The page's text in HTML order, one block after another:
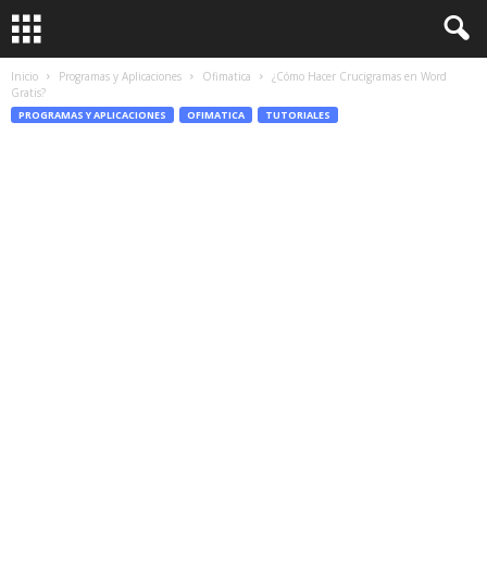
Inicio Programas y Aplicaciones Ofimatica
¿Cómo Hacer Crucigramas en Word
Gratis?
PROGRAMAS Y APLICACIONES OFIMATICA TUTORIALES